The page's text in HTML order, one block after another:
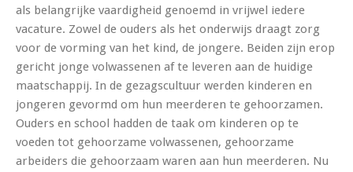
als belangrijke vaardigheid genoemd in vrijwel iedere
vacature. Zowel de ouders als het onderwijs draagt zorg
voor de vorming van het kind, de jongere. Beiden zijn erop
gericht jonge volwassenen af te leveren aan de huidige
maatschappij. In de gezagscultuur werden kinderen en
jongeren gevormd om hun meerderen te gehoorzamen.
Ouders en school hadden de taak om kinderen op te
voeden tot gehoorzame volwassenen, gehoorzame
arbeiders die gehoorzaam waren aan hun meerderen. Nu